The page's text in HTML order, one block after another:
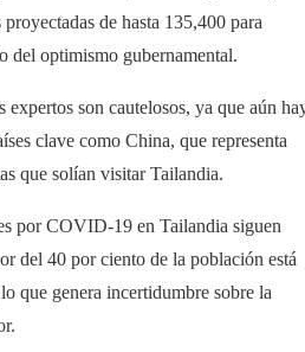
de hasta 135,400 para
del optimismo gubernamental.
expertos son cautelosos, ya que aún
clave como China, que representa
que solían visitar Tailandia.
por COVID-19 en Tailandia siguen
del 40 por ciento de la población está
que genera incertidumbre sobre la